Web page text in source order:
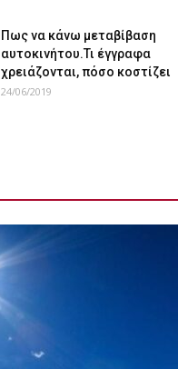
Πως να κάνω μεταβίβαση
αυτοκινήτου.Τι έγγραφα
χρειάζονται, πόσο κοστίζει
24/06/2019